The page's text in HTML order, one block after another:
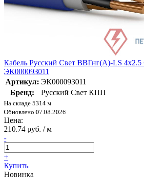
Кабель Русский Свет ВВГнг(А)-LS
ЭК000093011
Артикул: ЭК000093011
Бренд:
Русский Свет КПП
На складе 5314 м
Обновлено 07.08.2026
Цена:
210.74 руб. / м
-
+
Купить
Новинка